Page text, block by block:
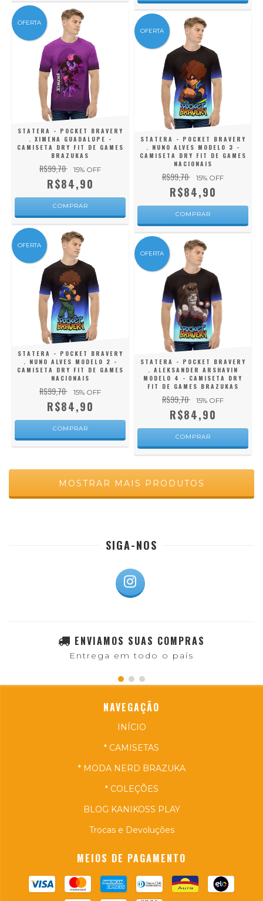
OFERTA
STATERA - POCKET BRAVERY
. XIMENA GUADALUPE -
CAMISETA DRY FIT DE GAMES
BRAZUKAS
R$99,70 15% OFF
R$84,90
COMPRAR
OFERTA
STATERA - POCKET BRAVERY
. NUNO ALVES MODELO 3 -
CAMISETA DRY FIT DE GAMES
NACIONAIS
R$99,70 15% OFF
R$84,90
COMPRAR
OFERTA
STATERA - POCKET BRAVERY
. NUNO ALVES MODELO 2 -
CAMISETA DRY FIT DE GAMES
NACIONAIS
R$99,70 15% OFF
R$84,90
COMPRAR
OFERTA
STATERA - POCKET BRAVERY
. ALEKSANDER ARSHAVIN
MODELO 4 - CAMISETA DRY
FIT DE GAMES BRAZUKAS
R$99,70 15% OFF
R$84,90
COMPRAR
MOSTRAR MAIS PRODUTOS
SIGA-NOS
ENVIAMOS SUAS COMPRAS
Entrega em todo o país
NAVEGAÇÃO
INÍCIO
* CAMISETAS
* MODA NERD BRAZUKA
* COLEÇÕES
BLOG KANIKOSS PLAY
Trocas e Devoluções
MEIOS DE PAGAMENTO